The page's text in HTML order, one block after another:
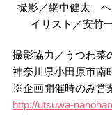
撮影／網中健太
イリスト／安竹
撮影協力／うつわ菜
神奈川県小田原市南
※企画開催時のみ営
http://utsuwa-